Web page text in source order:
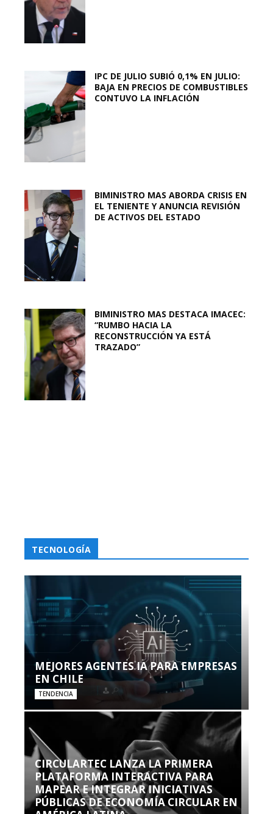
IPC DE JULIO SUBIÓ 0,1% EN JULIO:
BAJA EN PRECIOS DE COMBUSTIBLES
CONTUVO LA INFLACIÓN
BIMINISTRO MAS ABORDA CRISIS EN
EL TENIENTE Y ANUNCIA REVISIÓN
DE ACTIVOS DEL ESTADO
BIMINISTRO MAS DESTACA IMACEC:
“RUMBO HACIA LA
RECONSTRUCCIÓN YA ESTÁ
TRAZADO”
TECNOLOGÍA
MEJORES AGENTES IA PARA EMPRESAS
EN CHILE
TENDENCIA
CIRCULARTEC LANZA LA PRIMERA
PLATAFORMA INTERACTIVA PARA
MAPEAR E INTEGRAR INICIATIVAS
PÚBLICAS DE ECONOMÍA CIRCULAR EN